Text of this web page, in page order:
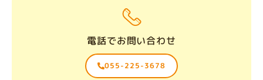
電話でお問い合わせ
055-225-3678